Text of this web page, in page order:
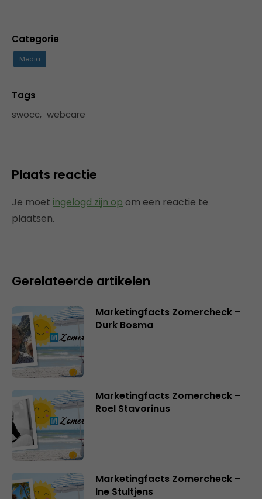
Categorie
Media
Tags
swocc, webcare
Plaats reactie
Je moet ingelogd zijn op om een reactie te
plaatsen.
Gerelateerde artikelen
Marketingfacts Zomercheck –
Durk Bosma
Marketingfacts Zomercheck –
Roel Stavorinus
Marketingfacts Zomercheck –
Ine Stultjens